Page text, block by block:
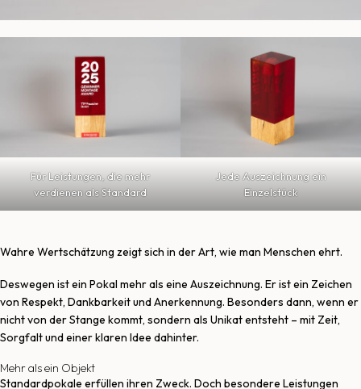
Für Leistungen, die mehr
verdienen als Standard
Jede Auszeichnung ein
Einzelstück
Wahre Wertschätzung zeigt sich in der Art, wie man Menschen ehrt.
Deswegen ist ein Pokal mehr als eine Auszeichnung. Er ist ein Zeichen
von Respekt, Dankbarkeit und Anerkennung. Besonders dann, wenn er
nicht von der Stange kommt, sondern als Unikat entsteht – mit Zeit,
Sorgfalt und einer klaren Idee dahinter.
Mehr als ein Objekt
Standardpokale erfüllen ihren Zweck. Doch besondere Leistungen